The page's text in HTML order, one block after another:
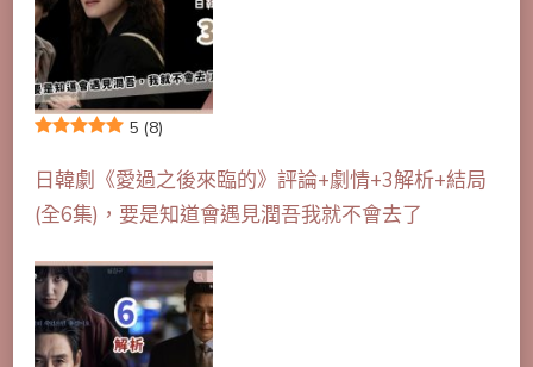
5 (8)
日韓劇《愛過之後來臨的》評論+劇情+3解析+結局
(全6集)，要是知道會遇見潤吾我就不會去了